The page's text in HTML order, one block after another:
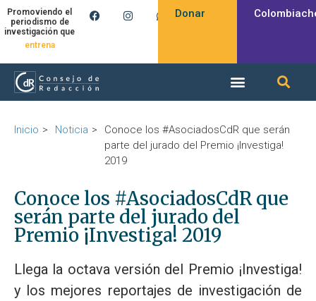
Promoviendo el
periodismo de
investigación que
produce
Donar
Inicio Noticia
Conoce los #AsociadosCdR que serán
parte del jurado del Premio ¡Investiga!
2019
Conoce los #AsociadosCdR que
serán parte del jurado del
Premio ¡Investiga! 2019
Llega la octava versión del Premio ¡Investiga!
y los mejores reportajes de investigación de